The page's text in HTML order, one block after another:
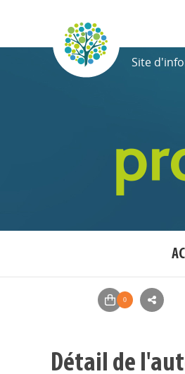
Site
Détail de